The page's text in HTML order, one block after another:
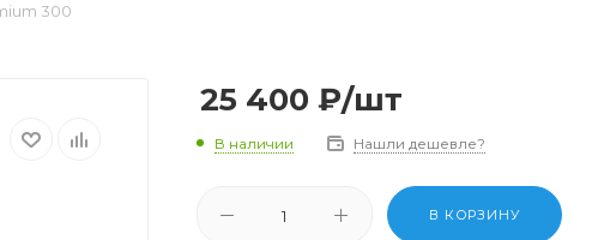
300
25 400 ₽/шт
В наличии Нашли дешевле?
В КОРЗИНУ